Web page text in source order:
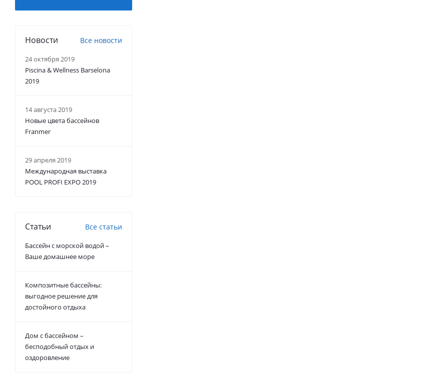
Новости Все новости
24 октября 2019
Piscina & Wellness Barselona
2019
14 августа 2019
Новые цвета бассейнов
Franmer
29 апреля 2019
Международная выставка
POOL PROFI EXPO 2019
Статьи Все статьи
Бассейн с морской водой –
Ваше домашнее море
Композитные бассейны:
выгодное решение для
достойного отдыха
Дом с бассейном –
бесподобный отдых и
оздоровление